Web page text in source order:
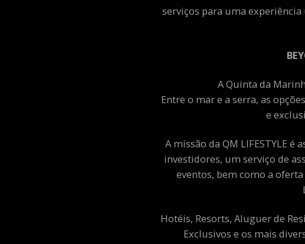
serviços para uma
A Quinta da
Entre o mar e a serra, as
e
A missão da QM LIFESTYLE
investidores, um serviço de
eventos, bem como a
Hotéis, Resorts, Aluguer de
Exclusivos e os mais